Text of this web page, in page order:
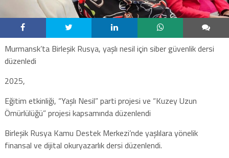
Murmansk’ta Birleşik Rusya, yaşlı nesil için siber güvenlik dersi
düzenledi
2025,
Eğitim etkinliği, “Yaşlı Nesil” parti projesi ve “Kuzey Uzun
Ömürlülüğü” projesi kapsamında düzenlendi
Birleşik Rusya Kamu Destek Merkezi’nde yaşlılara yönelik
finansal ve dijital okuryazarlık dersi düzenlendi.